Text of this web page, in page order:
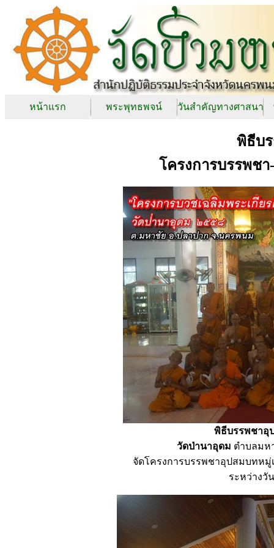
หน้าแรก พระพุทธพจน์ วันสำคัญทางศาสนา
พิธีบ
โครงการบรรพช
พิธีบรรพชาอุ
วัดป่านาอุดม ตำบลมห
จัดโครงการบรรพชาอุปสมบทหมู่
ระหว่าง